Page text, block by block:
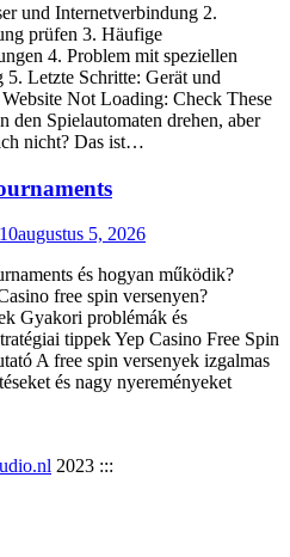
und Internetverbindung 2.
prüfen 3. Häufige
4. Problem mit speziellen
Letzte Schritte: Gerät und
Not Loading: Check These
den Spielautomaten drehen, aber
nicht? Das ist…
augustus 5, 2026
és hogyan működik?
free spin versenyen?
Gyakori problémák és
tippek Yep Casino Free Spin
A free spin versenyek izgalmas
és nagy nyereményeket
2023 :::